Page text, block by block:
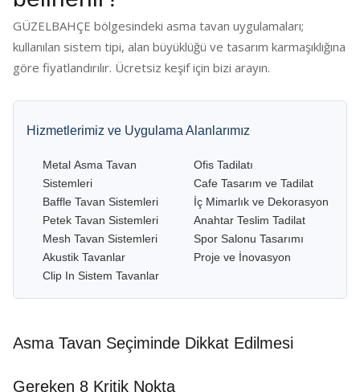
GÜZELBAHÇE bölgesindeki asma tavan uygulamaları;
kullanılan sistem tipi, alan büyüklüğü ve tasarım karmaşıklığına
göre fiyatlandırılır. Ücretsiz keşif için bizi arayın.
Hizmetlerimiz ve Uygulama Alanlarımız
Metal Asma Tavan
Sistemleri
Baffle Tavan Sistemleri
Petek Tavan Sistemleri
Mesh Tavan Sistemleri
Akustik Tavanlar
Clip In Sistem Tavanlar
Ofis Tadilatı
Cafe Tasarım ve Tadilat
İç Mimarlık ve Dekorasyon
Anahtar Teslim Tadilat
Spor Salonu Tasarımı
Proje ve İnovasyon
Asma Tavan Seçiminde Dikkat Edilmesi
Gereken 8 Kritik Nokta